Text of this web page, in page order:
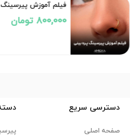
فیلم آموزش پیرسینگ
800,000 تومان
دسترسی سریع
صفحه اصلی